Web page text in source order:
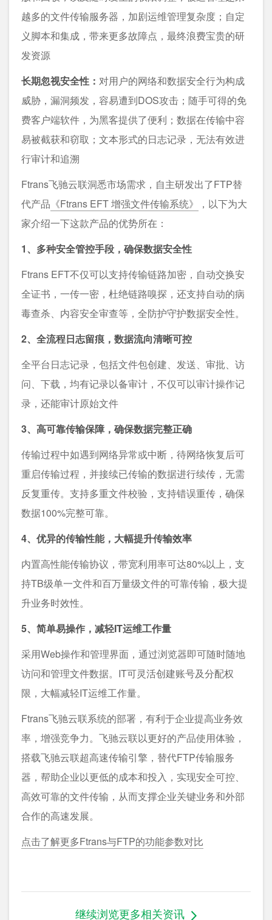
越多的文件传输服务器，加剧运维管理复杂度；自定
义脚本和集成，带来更多故障点，最终浪费宝贵的研
发资源
长期忽视安全性： 对用户的网络和数据安全行为构成
威胁，漏洞频发，容易遭到DOS攻击；随手可得的免
费客户端软件，为黑客提供了便利；数据在传输中容
易被截获和窃取；文本形式的日志记录，无法有效进
行审计和追溯
Ftrans飞驰云联洞悉市场需求，自主研发出了FTP替
代产品 《Ftrans EFT 增强文件传输系统》
，以下为大
家介绍一下这款产品的优势所在：
1、多种安全管控手段，确保数据安全性
Ftrans EFT不仅可以支持传输链路加密，自动交换安
全证书，一传一密，杜绝链路嗅探，还支持自动的病
毒查杀、内容安全审查等，全防护守护数据安全性。
2、全流程日志留痕，数据流向清晰可控
全平台日志记录，包括文件包创建、发送、审批、访
问、下载，均有记录以备审计，不仅可以审计操作记
录，还能审计原始文件
3、高可靠传输保障，确保数据完整正确
传输过程中如遇到网络异常或中断，待网络恢复后可
重启传输过程，并接续已传输的数据进行续传，无需
反复重传。支持多重文件校验，支持错误重传，确保
数据100%完整可靠。
4、优异的传输性能，大幅提升传输效率
内置高性能传输协议，带宽利用率可达80%以上，支
持TB级单一文件和百万量级文件的可靠传输，极大提
升业务时效性。
5、简单易操作，减轻IT运维工作量
采用Web操作和管理界面，通过浏览器即可随时随地
访问和管理文件数据。IT可灵活创建账号及分配权
限，大幅减轻IT运维工作量。
Ftrans飞驰云联系统的部署，有利于企业提高业务效
率，增强竞争力。飞驰云联以更好的产品使用体验，
搭载飞驰云联超高速传输引擎，替代FTP传输服务
器，帮助企业以更低的成本和投入，实现安全可控、
高效可靠的文件传输，从而支撑企业关键业务和外部
合作的高速发展。
点击了解更多Ftrans与FTP的功能参数对比
继续浏览更多相关资讯